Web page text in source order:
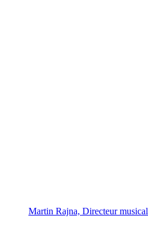
Martin Rajna, Directeur musical